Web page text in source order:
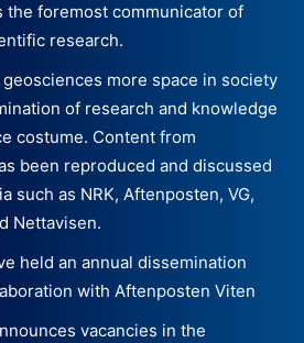
the foremost communicator of
research.
more space in society
of research and knowledge
costume. Content from
been reproduced and discussed
such as NRK, Aftenposten, VG,
Nettavisen.
held an annual dissemination
with Aftenposten Viten
vacancies in the